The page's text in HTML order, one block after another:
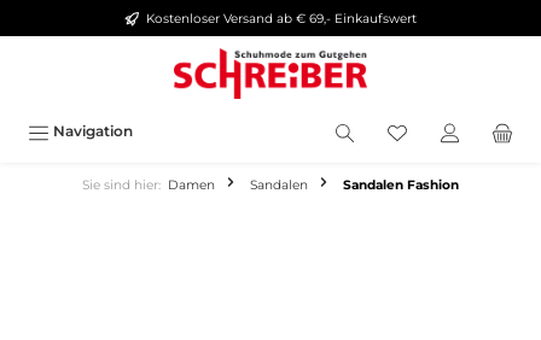
springen Kostenloser Versand ab € 69,- Einkaufswert
Navigation
Sie sind hier: Damen Sandalen Sandalen Fashion